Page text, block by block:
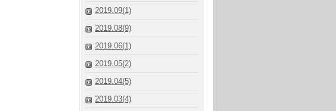
2019.09(1)
2019.08(9)
2019.06(1)
2019.05(2)
2019.04(5)
2019.03(4)